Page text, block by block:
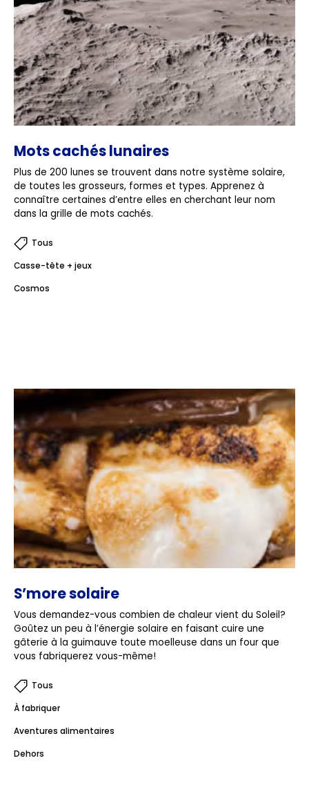
Mots cachés lunaires
Plus de 200 lunes se trouvent dans notre système solaire,
de toutes les grosseurs, formes et types. Apprenez à
connaître certaines d’entre elles en cherchant leur nom
dans la grille de mots cachés.
Tous
Casse-tête + jeux
Cosmos
S’more solaire
Vous demandez-vous combien de chaleur vient du Soleil?
Goûtez un peu à l’énergie solaire en faisant cuire une
gâterie à la guimauve toute moelleuse dans un four que
vous fabriquerez vous-même!
Tous
À fabriquer
Aventures alimentaires
Dehors